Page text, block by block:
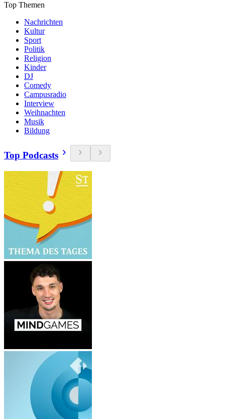
Top Themen
Nachrichten
Kultur
Sport
Politik
Religion
Kinder
DJ
Comedy
Campusradio
Interview
Weihnachten
Musik
Bildung
Top Podcasts